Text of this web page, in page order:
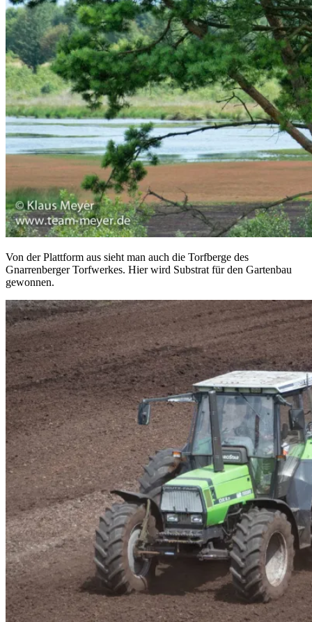
Von der Plattform aus sieht man auch die Torfberge des
Gnarrenberger Torfwerkes. Hier wird Substrat für den Gartenbau
gewonnen.